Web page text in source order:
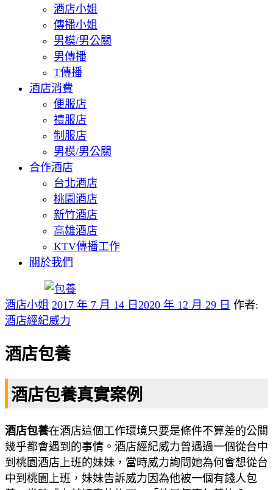
酒店小姐
傳播小姐
男模/男公關
男傳播
T傳播
酒店消費
便服店
禮服店
制服店
男模/男公關
合作酒店
台北酒店
桃園酒店
新竹酒店
高雄酒店
KTV傳播工作
關於我們
酒店小姐 2017 年 7 月 14 日 2020 年 12 月 29 日 作者:
酒店經紀威力
酒店包養
酒店包養真實案例
酒店包養在酒店這個工作環境只要是條件不算差的公關
幾乎都會遇到的事情。酒店經紀威力曾遇過一個從台中
到桃園酒店上班的妹妹，當時威力詢問她為何會想從台
中到桃園上班，妹妹告訴威力因為他被一個有錢人包